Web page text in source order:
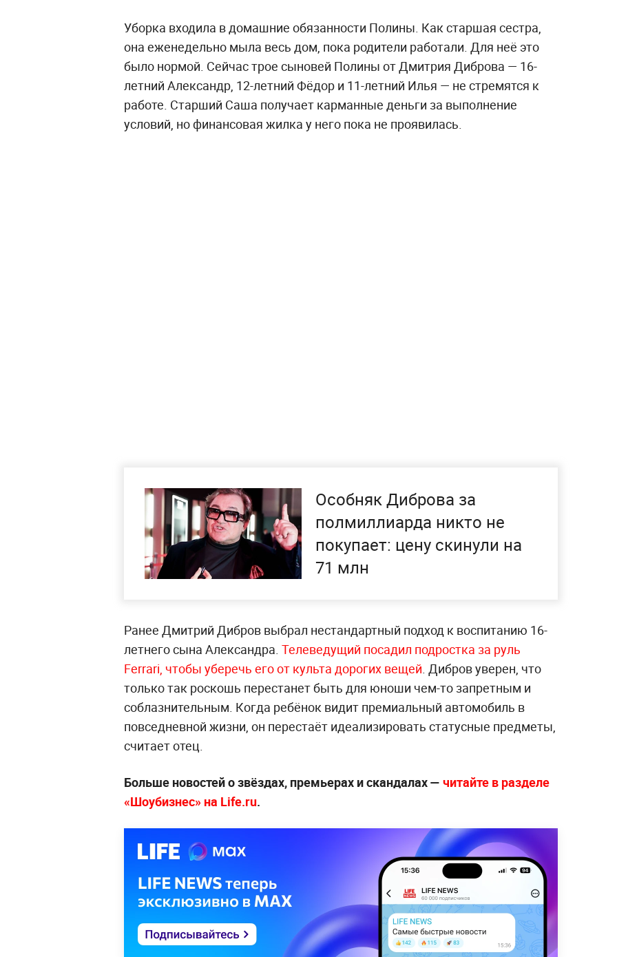
Уборка входила в домашние обязанности Полины. Как старшая сестра,
она еженедельно мыла весь дом, пока родители работали. Для неё это
было нормой. Сейчас трое сыновей Полины от Дмитрия Диброва — 16-
летний Александр, 12-летний Фёдор и 11-летний Илья — не стремятся к
работе. Старший Саша получает карманные деньги за выполнение
условий, но финансовая жилка у него пока не проявилась.
Особняк Диброва за
полмиллиарда никто не
покупает: цену скинули на
71 млн
Ранее Дмитрий Дибров выбрал нестандартный подход к воспитанию 16-
летнего сына Александра. Телеведущий посадил подростка за руль
Ferrari, чтобы уберечь его от культа дорогих вещей. Дибров уверен, что
только так роскошь перестанет быть для юноши чем-то запретным и
соблазнительным. Когда ребёнок видит премиальный автомобиль в
повседневной жизни, он перестаёт идеализировать статусные предметы,
считает отец.
Больше новостей о звёздах, премьерах и скандалах — читайте в разделе
«Шоубизнес» на Life.ru.